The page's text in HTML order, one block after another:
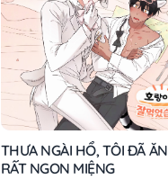
THƯA NGÀI HỔ, TÔI ĐÃ ĂN
RẤT NGON MIỆNG